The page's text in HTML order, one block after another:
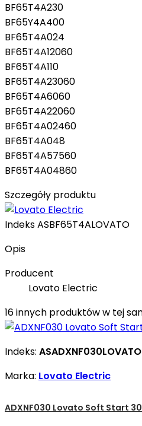
BF65T4A230
BF65Y4A400
BF65T4A024
BF65T4A12060
BF65T4A110
BF65T4A23060
BF65T4A6060
BF65T4A22060
BF65T4A02460
BF65T4A048
BF65T4A57560
BF65T4A04860
Szczegóły produktu
IndeksASBF65T4ALOVATO
Opis
Producent
Lovato Electric
16 innych produktów w tej
Indeks: ASADXNF030LOVATO
Marka: Lovato Electric
ADXNF030 Lovato Soft Start